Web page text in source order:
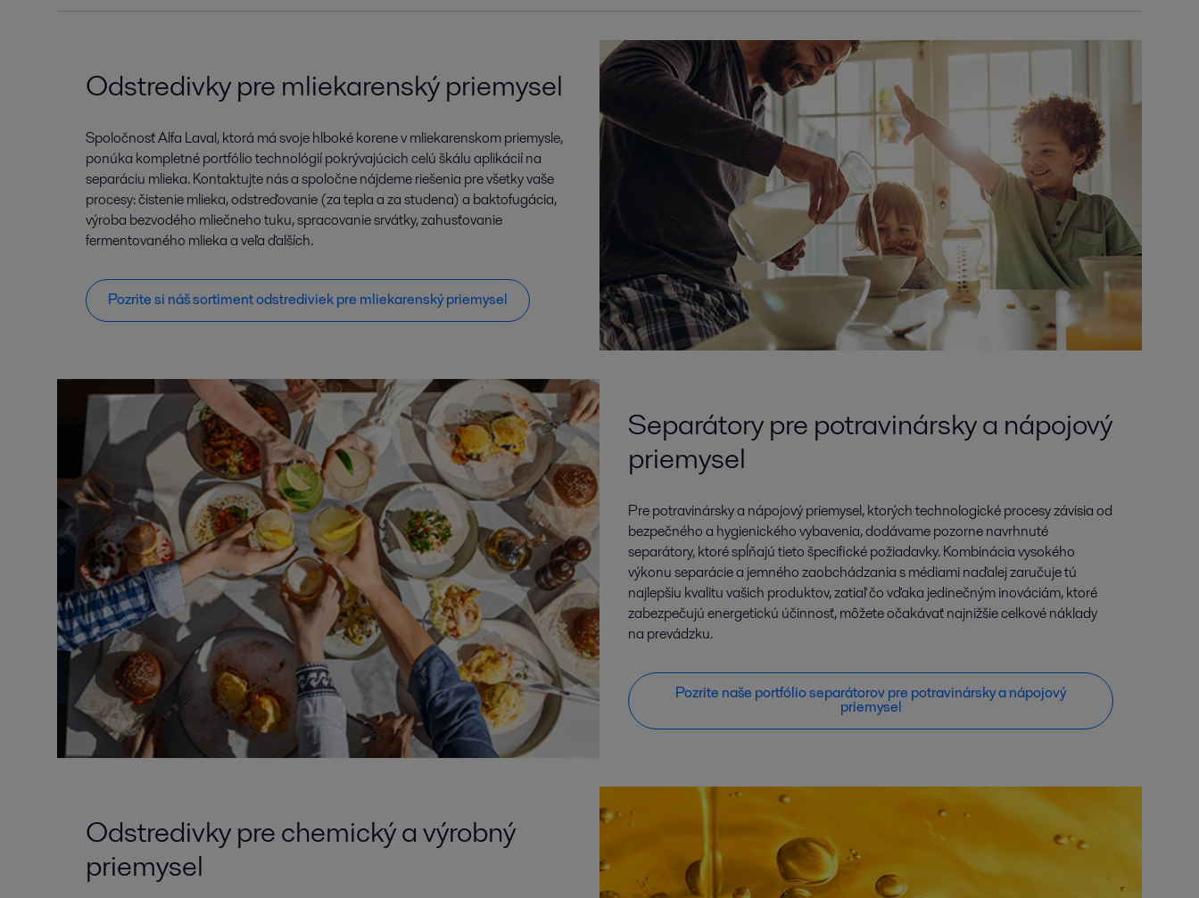
Odstredivky pre mliekarenský priemysel
Spoločnosť Alfa Laval, ktorá má svoje hlboké korene v mliekarenskom priemysle,
ponúka kompletné portfólio technológií pokrývajúcich celú škálu aplikácií na
separáciu mlieka. Kontaktujte nás a spoločne nájdeme riešenia pre všetky vaše
procesy: čistenie mlieka, odstreďovanie (za tepla a za studena) a baktofugácia,
výroba bezvodého mliečneho tuku, spracovanie srvátky, zahusťovanie
fermentovaného mlieka a veľa ďalších.
Pozrite si náš sortiment odstrediviek pre mliekarenský priemysel
Separátory pre potravinársky a nápojový
priemysel
Pre potravinársky a nápojový priemysel, ktorých technologické procesy závisia od
bezpečného a hygienického vybavenia, dodávame pozorne navrhnuté
separátory, ktoré spĺňajú tieto špecifické požiadavky. Kombinácia vysokého
výkonu separácie a jemného zaobchádzania s médiami naďalej zaručuje tú
najlepšiu kvalitu vašich produktov, zatiaľ čo vďaka jedinečným inováciám, ktoré
zabezpečujú energetickú účinnosť, môžete očakávať najnižšie celkové náklady
na prevádzku.
Pozrite naše portfólio separátorov pre potravinársky a nápojový
priemysel
Odstredivky pre chemický a výrobný
priemysel